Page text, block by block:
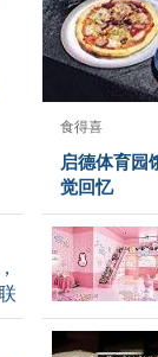
食得喜
启德体育园
觉回忆